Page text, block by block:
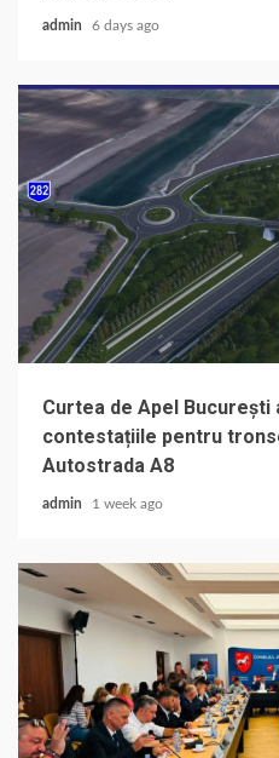
admin 6 days ago
Curtea de Apel
contestațiile pentru
Autostrada A8
admin 1 week ago